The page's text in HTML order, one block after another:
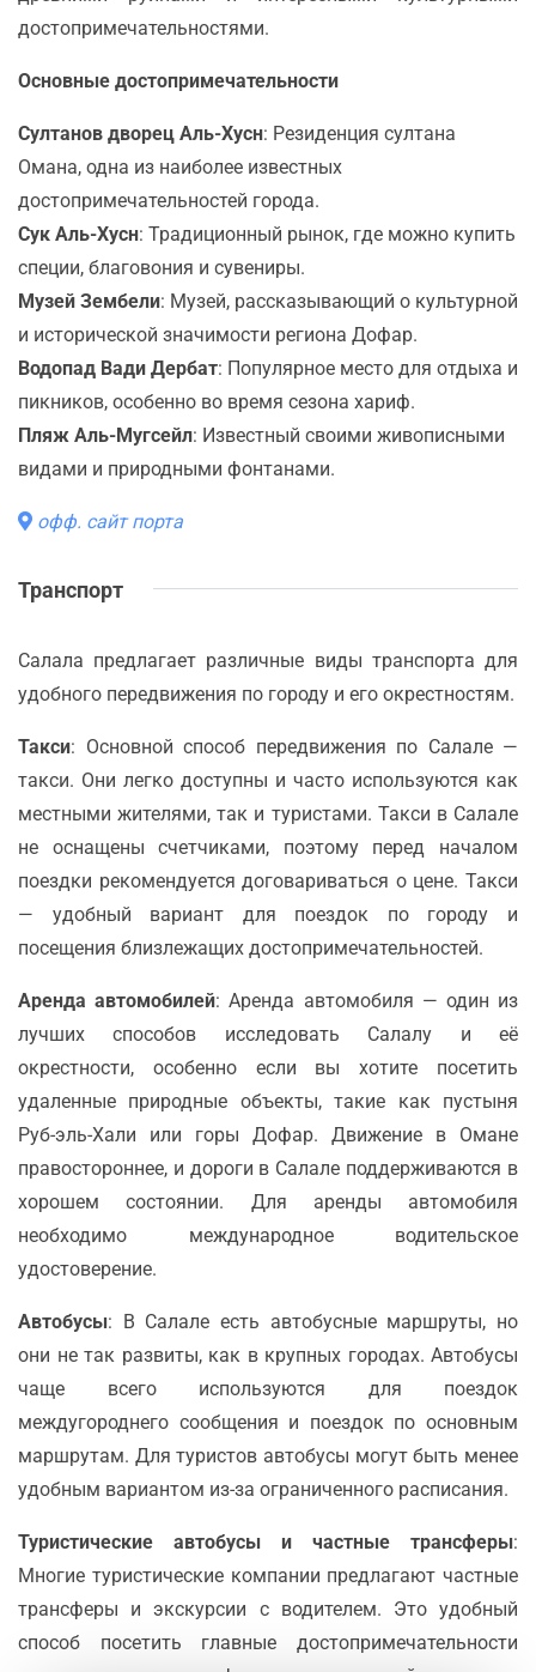
достопримечательностями.
Основные достопримечательности
Султанов дворец Аль-Хусн: Резиденция султана
Омана, одна из наиболее известных
достопримечательностей города.
Сук Аль-Хусн: Традиционный рынок, где можно купить
специи, благовония и сувениры.
Музей Зембели: Музей, рассказывающий о культурной
и исторической значимости региона Дофар.
Водопад Вади Дербат: Популярное место для отдыха и
пикников, особенно во время сезона хариф.
Пляж Аль-Мугсейл: Известный своими живописными
видами и природными фонтанами.
офф. сайт порта
Транспорт
Салала предлагает различные виды транспорта для
удобного передвижения по городу и его окрестностям.
Такси: Основной способ передвижения по Салале —
такси. Они легко доступны и часто используются как
местными жителями, так и туристами. Такси в Салале
не оснащены счетчиками, поэтому перед началом
поездки рекомендуется договариваться о цене. Такси
— удобный вариант для поездок по городу и
посещения близлежащих достопримечательностей.
Аренда автомобилей: Аренда автомобиля — один из
лучших способов исследовать Салалу и её
окрестности, особенно если вы хотите посетить
удаленные природные объекты, такие как пустыня
Руб-эль-Хали или горы Дофар. Движение в Омане
правостороннее, и дороги в Салале поддерживаются в
хорошем состоянии. Для аренды автомобиля
необходимо международное водительское
удостоверение.
Автобусы: В Салале есть автобусные маршруты, но
они не так развиты, как в крупных городах. Автобусы
чаще всего используются для поездок
междугороднего сообщения и поездок по основным
маршрутам. Для туристов автобусы могут быть менее
удобным вариантом из-за ограниченного расписания.
Туристические автобусы и частные трансферы:
Многие туристические компании предлагают частные
трансферы и экскурсии с водителем. Это удобный
способ посетить главные достопримечательности